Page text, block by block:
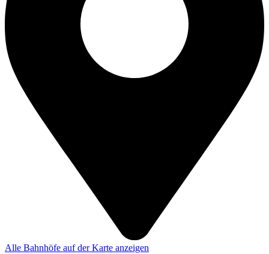
Alle Bahnhöfe auf der Karte anzeigen